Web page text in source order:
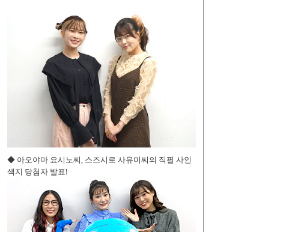
◆ 아오야마 요시노씨, 스즈시로 사유미씨의 직필 사인
색지 당첨자 발표!